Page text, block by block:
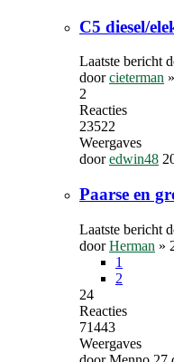
C5 diesel/
Laatste bericht
doorcieterman »
2
Reacties
23522
Weergaves
dooredwin48
Paarse en
Laatste bericht
doorHerman »
1
2
24
Reacties
71443
Weergaves